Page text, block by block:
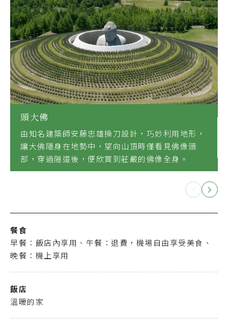
頭大佛
由知名建築師安藤忠雄操刀設計，巧妙利用地形，
讓大佛隱身在地勢中，望向山頂時僅看見佛像頭
部，穿過隧道後，便欣賞到莊嚴的佛像全身。
餐食
早餐：飯店內享用、午餐：退費，機場自由享受美食、
晚餐：機上享用
飯店
溫暖的家